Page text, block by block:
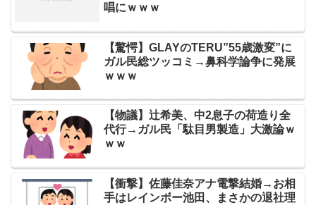
唱にｗｗｗ
【驚愕】GLAYのTERU”55歳激変”に
ガル民総ツッコミ→鼻科学論争に発展
ｗｗｗ
【物議】辻希美、中2息子の荷造り全
代行→ガル民「駄目男製造」大激論ｗ
ｗｗ
【衝撃】佐藤佳奈アナ電撃結婚→お相
手はレインボー池田、まさかの退社理